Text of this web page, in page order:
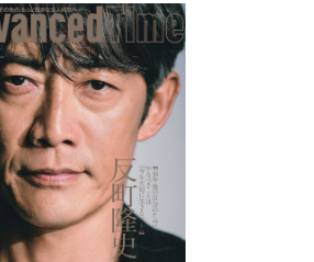
10年後の自分のためにやるべきこと
は『今を大切に生きる』こと
俳優
反町 隆史